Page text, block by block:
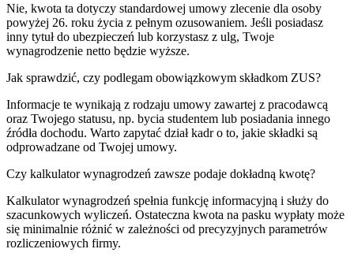
Nie, kwota ta dotyczy standardowej umowy zlecenie dla osoby
powyżej 26. roku życia z pełnym ozusowaniem. Jeśli posiadasz
inny tytuł do ubezpieczeń lub korzystasz z ulg, Twoje
wynagrodzenie netto będzie wyższe.
Jak sprawdzić, czy podlegam obowiązkowym składkom ZUS?
Informacje te wynikają z rodzaju umowy zawartej z pracodawcą
oraz Twojego statusu, np. bycia studentem lub posiadania innego
źródła dochodu. Warto zapytać dział kadr o to, jakie składki są
odprowadzane od Twojej umowy.
Czy kalkulator wynagrodzeń zawsze podaje dokładną kwotę?
Kalkulator wynagrodzeń spełnia funkcję informacyjną i służy do
szacunkowych wyliczeń. Ostateczna kwota na pasku wypłaty może
się minimalnie różnić w zależności od precyzyjnych parametrów
rozliczeniowych firmy.